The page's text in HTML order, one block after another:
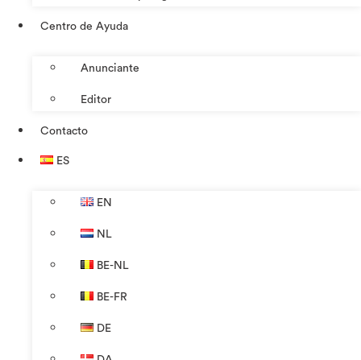
Centro de Ayuda
Anunciante
Editor
Contacto
ES
EN
NL
BE-NL
BE-FR
DE